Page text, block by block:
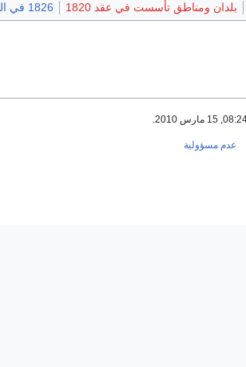
بلدان ومناطق تأسست في عقد 1820 1826 في السياسة
عدم مسؤولية